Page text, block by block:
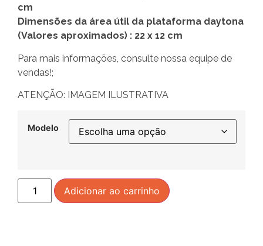
cm
Dimensões da área útil da plataforma daytona
(Valores aproximados) : 22 x 12 cm
Para mais informações, consulte nossa equipe de
vendas!;
ATENÇÃO: IMAGEM ILUSTRATIVA
Modelo
Adicionar ao carrinho